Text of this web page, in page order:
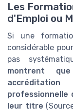
Les
d'Emploi ou
Si une
considérable
pas
montrent
professionnelle
leur titre